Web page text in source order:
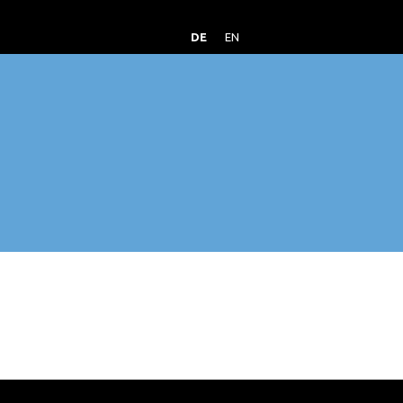
DE EN